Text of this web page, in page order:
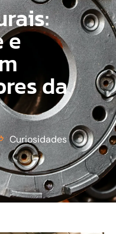
e
da
Curiosidades